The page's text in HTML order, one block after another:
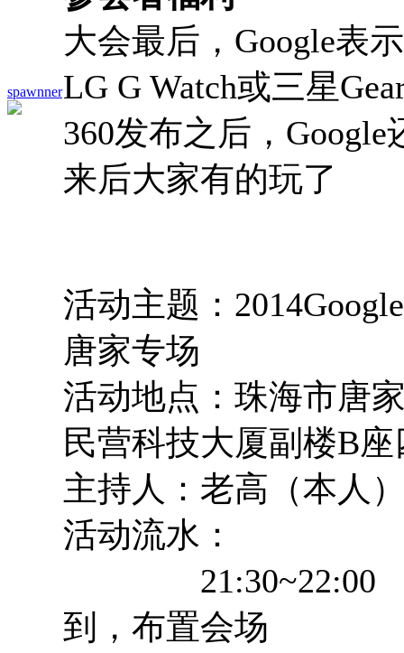
spawnner
大会最后，Google表
LG G Watch或三星
360发布之后，
来后大家有的玩了
活动主题：
唐家专场
活动地点：珠海市唐
民营科技大厦副楼B
主持人：老高（本人
活动流水：
21:30~22:00 志
到，布置会场